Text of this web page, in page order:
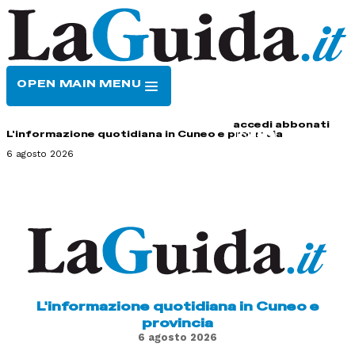
OPEN MAIN MENU
accedi abbonati
L'informazione quotidiana in Cuneo e provincia
6 agosto 2026
L'informazione quotidiana in Cuneo e
provincia
6 agosto 2026